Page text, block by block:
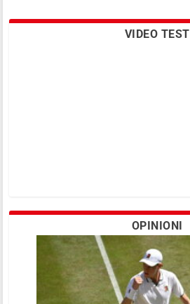
VIDEO TEST
OPINIONI